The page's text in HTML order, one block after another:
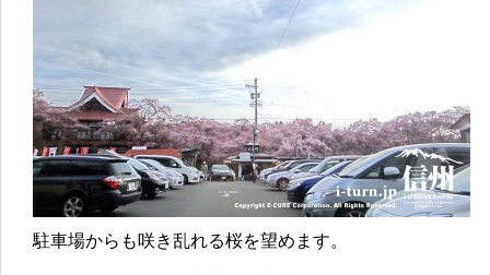
駐車場からも咲き乱れる桜を望めます。